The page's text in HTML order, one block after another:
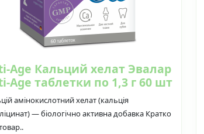
Age Кальций хелат Эвалар
Age таблетки по 1,3 г 60 шт
амінокислотний хелат (кальція
— біологічно активна добавка Кратко